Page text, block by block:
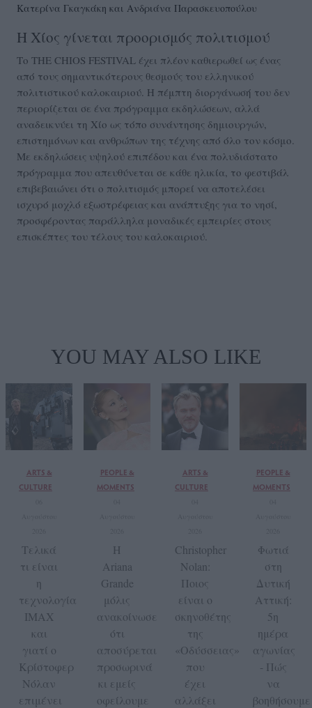
Κατερίνα Γκαγκάκη και Ανδριάνα Παρασκευοπούλου
Η Χίος γίνεται προορισμός πολιτισμού
Το THE CHIOS FESTIVAL έχει πλέον καθιερωθεί ως ένας
από τους σημαντικότερους θεσμούς του ελληνικού
πολιτιστικού καλοκαιριού. Η πέμπτη διοργάνωσή του δεν
περιορίζεται σε ένα πρόγραμμα εκδηλώσεων, αλλά
αναδεικνύει τη Χίο ως τόπο συνάντησης δημιουργών,
επιστημόνων και ανθρώπων της τέχνης από όλο τον κόσμο.
Με εκδηλώσεις υψηλού επιπέδου και ένα πολυδιάστατο
πρόγραμμα που απευθύνεται σε κάθε ηλικία, το φεστιβάλ
επιβεβαιώνει ότι ο πολιτισμός μπορεί να αποτελέσει
ισχυρό μοχλό εξωστρέφειας και ανάπτυξης για το νησί,
προσφέροντας παράλληλα μοναδικές εμπειρίες στους
επισκέπτες του τέλους του καλοκαιριού.
YOU MAY ALSO LIKE
ARTS &
CULTURE
Τελικά
τι είναι
η
τεχνολογία
IMAX
και
γιατί ο
Κρίστοφερ
Νόλαν
επιμένει
PEOPLE &
MOMENTS
Η
Ariana
Grande
μόλις
ανακοίνωσε
ότι
αποσύρεται
προσωρινά
κι εμείς
οφείλουμε
ARTS &
CULTURE
Christopher
Nolan:
Ποιος
είναι ο
σκηνοθέτης
της
«Οδύσσειας»
που
έχει
αλλάξει
PEOPLE &
MOMENTS
Φωτιά
στη
Δυτική
Αττική:
5η
ημέρα
αγωνίας
- Πώς
να
βοηθήσουμε